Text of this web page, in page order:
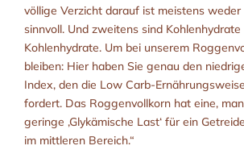
völlige Verzicht darauf ist meistens weder
sinnvoll. Und zweitens sind
Kohlenhydrate. Um bei unserem
bleiben: Hier haben Sie genau den
Index, den die Low Carb-
fordert. Das Roggenvollkorn hat eine,
geringe ‚Glykämische Last‘ für ein
im mittleren Bereich.“